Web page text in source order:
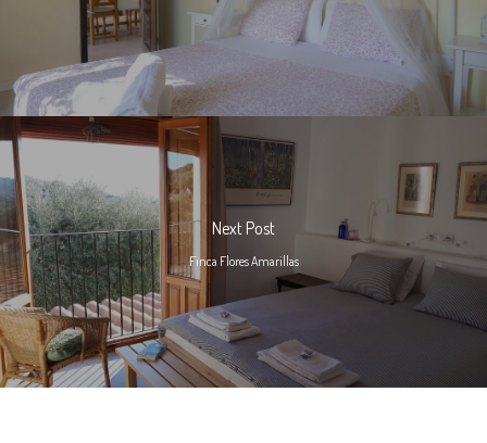
Next Post
Finca Flores Amarillas